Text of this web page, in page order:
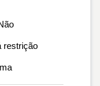
restrição